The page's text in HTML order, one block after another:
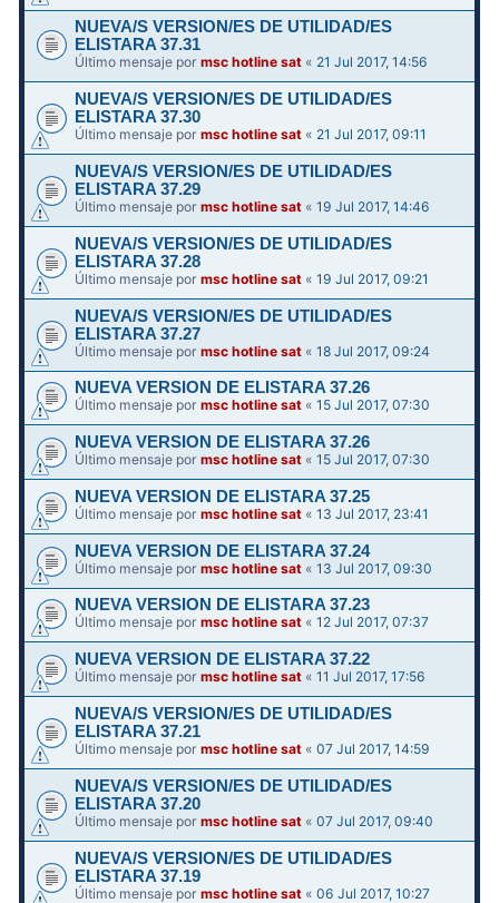
NUEVA/S VERSION/ES DE UTILIDAD/ES
ELISTARA 37.31
Último mensaje pormsc hotline sat « 21 Jul 2017, 14:56
NUEVA/S VERSION/ES DE UTILIDAD/ES
ELISTARA 37.30
Último mensaje pormsc hotline sat « 21 Jul 2017, 09:11
NUEVA/S VERSION/ES DE UTILIDAD/ES
ELISTARA 37.29
Último mensaje pormsc hotline sat «19 Jul 2017, 14:46
NUEVA/S VERSION/ES DE UTILIDAD/ES
ELISTARA 37.28
Último mensaje pormsc hotline sat «19 Jul 2017, 09:21
NUEVA/S VERSION/ES DE UTILIDAD/ES
ELISTARA 37.27
Último mensaje pormsc hotline sat «18 Jul 2017, 09:24
NUEVA VERSION DE ELISTARA 37.26
Último mensaje pormsc hotline sat «15 Jul 2017, 07:30
NUEVA VERSION DE ELISTARA 37.26
Último mensaje pormsc hotline sat «15 Jul 2017, 07:30
NUEVA VERSION DE ELISTARA 37.25
Último mensaje pormsc hotline sat «13 Jul 2017, 23:41
NUEVA VERSION DE ELISTARA 37.24
Último mensaje pormsc hotline sat «13 Jul 2017, 09:30
NUEVA VERSION DE ELISTARA 37.23
Último mensaje pormsc hotline sat «12 Jul 2017, 07:37
NUEVA VERSION DE ELISTARA 37.22
Último mensaje pormsc hotline sat «11 Jul 2017, 17:56
NUEVA/S VERSION/ES DE UTILIDAD/ES
ELISTARA 37.21
Último mensaje pormsc hotline sat «07 Jul 2017, 14:59
NUEVA/S VERSION/ES DE UTILIDAD/ES
ELISTARA 37.20
Último mensaje pormsc hotline sat «07 Jul 2017, 09:40
NUEVA/S VERSION/ES DE UTILIDAD/ES
ELISTARA 37.19
Último mensaje pormsc hotline sat «06 Jul 2017, 10:27